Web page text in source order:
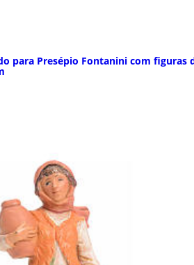
para Presépio Fontanini com figuras